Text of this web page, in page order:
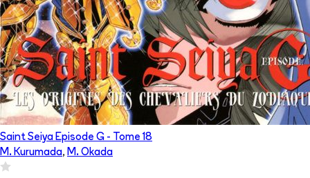
Saint Seiya Episode G - Tome 18
M. Kurumada, M. Okada